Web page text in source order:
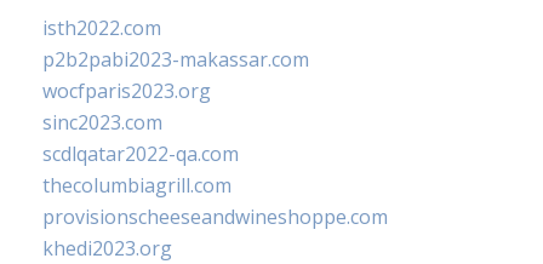
isth2022.com
p2b2pabi2023-makassar.com
wocfparis2023.org
sinc2023.com
scdlqatar2022-qa.com
thecolumbiagrill.com
provisionscheeseandwineshoppe.com
khedi2023.org